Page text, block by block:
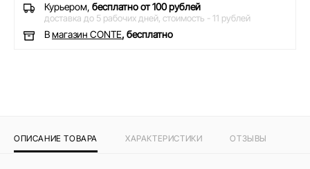
Курьером, бесплатно от 100 рублей
доставка до 5 рабочих дней, стоимость - 11 рублей
Вмагазин CONTE, бесплатно
ОПИСАНИЕ ТОВАРА ХАРАКТЕРИСТИКИ ОТЗЫВЫ